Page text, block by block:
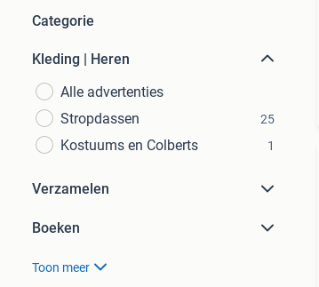
Categorie
Kleding | Heren
Alle advertenties
Stropdassen
25
Kostuums en Colberts 1
Verzamelen
Boeken
Toon meer